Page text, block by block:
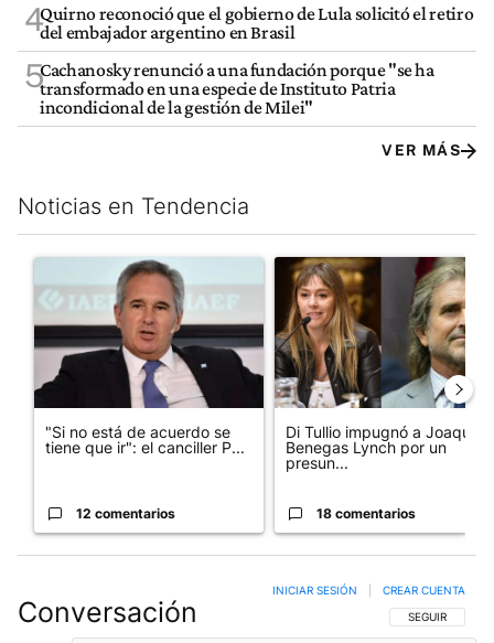
4Quirno reconoció que el gobierno de Lula solicitó el retiro
del embajador argentino en Brasil
5Cachanosky renunció a una fundación porque "se ha
transformado en una especie de Instituto Patria
incondicional de la gestión de Milei"
VER MÁS
Noticias en Tendencia
Este listado muestra los artículos con más comentarios en los
Un artículo de tendencia con el título ""Si no está de acuerdo
"Si no está de acuerdo se
tiene que ir": el canciller P...
12 comentarios
Un artículo de tendencia con
Di Tullio impugnó a Joaquín
Benegas Lynch por un
presun...
18 comentarios
Conversación SIGA ESTA
SEGUIR
INICIAR SESIÓN CREAR CUENTA